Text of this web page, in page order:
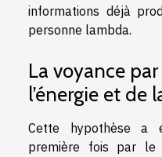
informations déjà
personne lambda.
La voyance
l’énergie et de
Cette hypothèse
première fois par le